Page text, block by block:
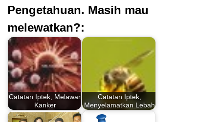
Pengetahuan. Masih mau
melewatkan?:
Catatan Iptek; Melawan
Kanker
Catatan Iptek;
Menyelamatkan Lebah